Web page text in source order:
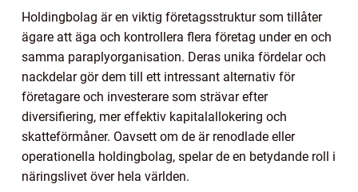
Holdingbolag är en viktig företagsstruktur som tillåter
ägare att äga och kontrollera flera företag under en och
samma paraplyorganisation. Deras unika fördelar och
nackdelar gör dem till ett intressant alternativ för
företagare och investerare som strävar efter
diversifiering, mer effektiv kapitalallokering och
skatteförmåner. Oavsett om de är renodlade eller
operationella holdingbolag, spelar de en betydande roll i
näringslivet över hela världen.